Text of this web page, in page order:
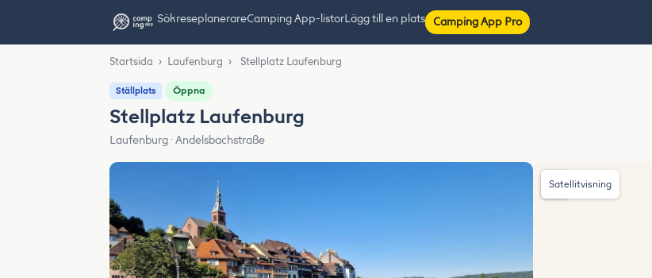
SökreseplanerareCamping App-listorLägg till en plats Camping App Pro
Startsida › Laufenburg › Stellplatz Laufenburg
Ställplats Öppna
Stellplatz Laufenburg
Laufenburg · Andelsbachstraße
Satellitvisning